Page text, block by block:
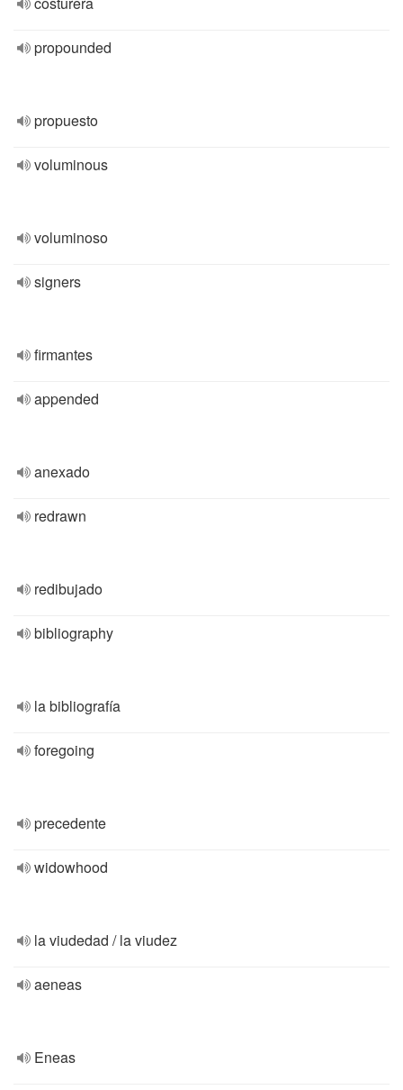
propounded
propuesto
voluminous
voluminoso
signers
firmantes
appended
anexado
redrawn
redibujado
bibliography
la bibliografía
foregoing
precedente
widowhood
la viudedad / la viudez
aeneas
Eneas